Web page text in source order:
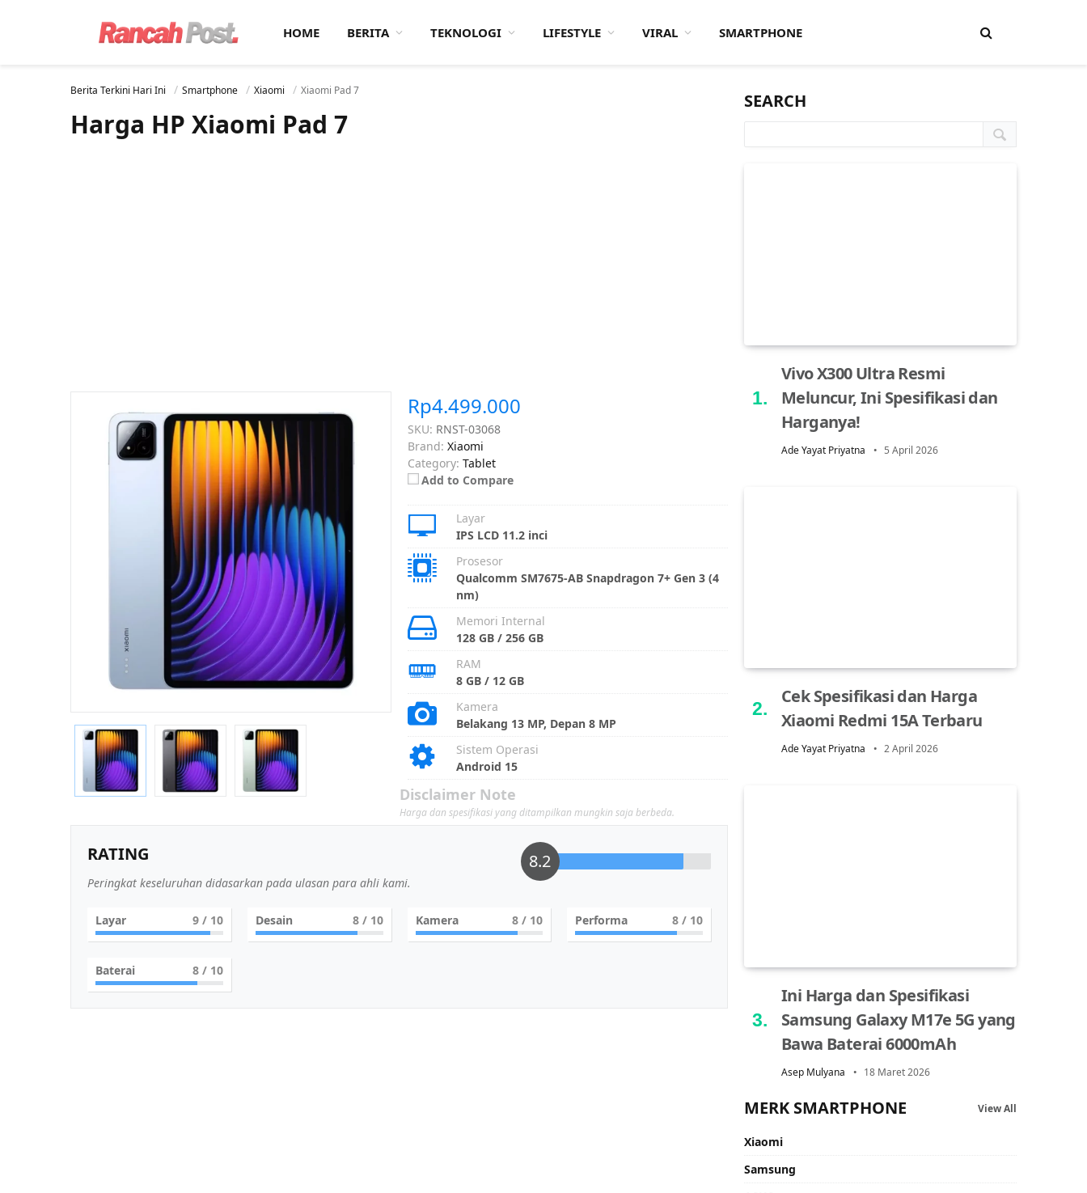
HOME BERITA TEKNOLOGI LIFESTYLE VIRAL SMARTPHONE
Berita Terkini Hari Ini Smartphone Xiaomi Xiaomi Pad 7
Harga HP Xiaomi Pad 7
Rp4.499.000
SKU: RNST-03068
Brand: Xiaomi
Category: Tablet
Add to Compare
Layar
IPS LCD 11.2 inci
Prosesor
Qualcomm SM7675-AB Snapdragon 7+ Gen 3 (4
nm)
Memori Internal
128 GB / 256 GB
RAM
8 GB / 12 GB
Kamera
Belakang 13 MP, Depan 8 MP
Sistem Operasi
Android 15
RATING
Peringkat keseluruhan didasarkan pada ulasan para ahli kami.
8.2
Layar 9/ 10 Desain 8/ 10 Kamera 8 / 10 Performa 8 / 10
Baterai 8/ 10
Disclaimer Note
Harga dan spesifikasi yang ditampilkan mungkin saja berbeda.
SEARCH
Vivo X300 Ultra Resmi
Meluncur, Ini Spesifikasi dan
Harganya!
Ade Yayat Priyatna 5 April 2026
Cek Spesifikasi dan Harga
Xiaomi Redmi 15A Terbaru
Ade Yayat Priyatna 2 April 2026
Ini Harga dan Spesifikasi
Samsung Galaxy M17e 5G yang
Bawa Baterai 6000mAh
Asep Mulyana 18 Maret 2026
MERK SMARTPHONE View All
Xiaomi
Samsung